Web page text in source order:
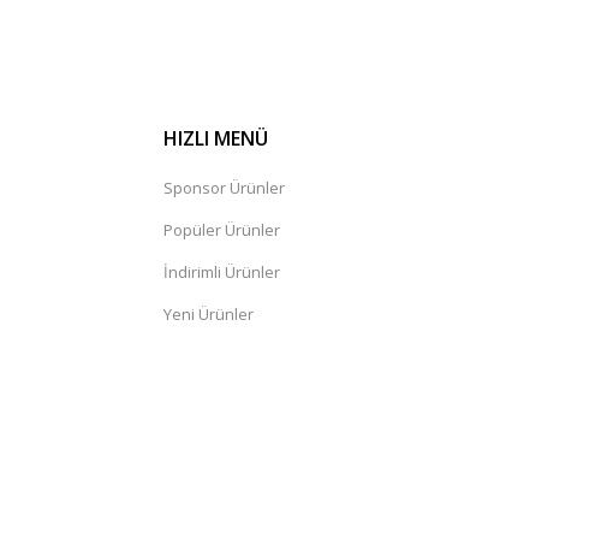
HIZLI MENÜ
Sponsor Ürünler
Popüler Ürünler
İndirimli Ürünler
Yeni Ürünler